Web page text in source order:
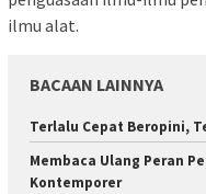
ilmu alat.
BACAAN LAINNYA
Terlalu Cepat Beropini,
Membaca Ulang Peran
Kontemporer